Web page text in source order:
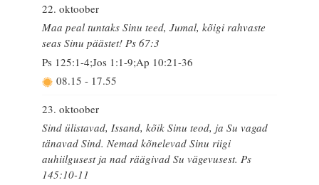
22. oktoober
Maa peal tuntaks Sinu teed, Jumal, kõigi rahvaste
seas Sinu päästet! Ps 67:3
Ps 125:1-4;Jos 1:1-9;Ap 10:21-36
08.15 - 17.55
23. oktoober
Sind ülistavad, Issand, kõik Sinu teod, ja Su vagad
tänavad Sind. Nemad kõnelevad Sinu riigi
auhiilgusest ja nad räägivad Su vägevusest. Ps
145:10-11